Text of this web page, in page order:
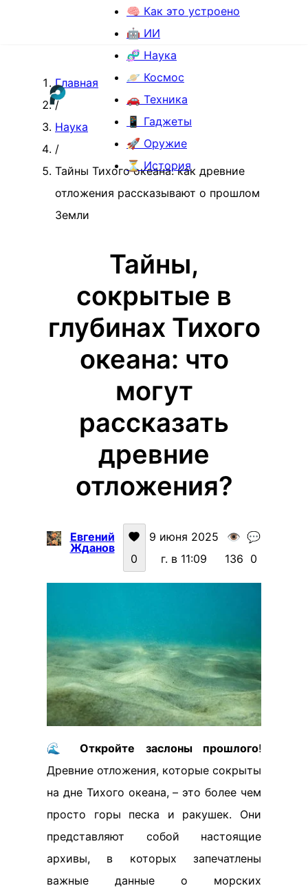
🧠 Как это устроено
🤖 ИИ
🧬 Наука
🪐 Космос
🚗 Техника
📱 Гаджеты
🚀 Оружие
⏳ История
Главная
/
Наука
/
Тайны Тихого океана: как древние
отложения рассказывают о прошлом
Земли
Тайны,
сокрытые в
глубинах Тихого
океана: что
могут
рассказать
древние
отложения?
Евгений
Жданов
0
9 июня 2025
г. в 11:09
👁️
136
💬
0
🌊 Откройте заслоны прошлого!
Древние отложения, которые сокрыты
на дне Тихого океана, – это более чем
просто горы песка и ракушек. Они
представляют собой настоящие
архивы, в которых запечатлены
важные данные о морских